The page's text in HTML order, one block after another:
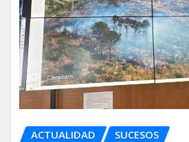
ACTUALIDAD SUCESOS